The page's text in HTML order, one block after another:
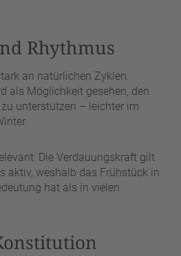
Rhythmus
an natürlichen Zyklen.
als Möglichkeit gesehen, den
unterstützen – leichter im
Die Verdauungskraft gilt
aktiv, weshalb das Frühstück in
hat als in vielen